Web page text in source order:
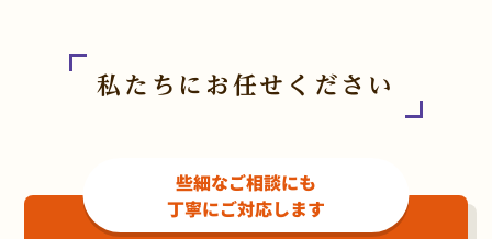
私たちにお任せください
些細なご相談にも
丁寧にご対応します